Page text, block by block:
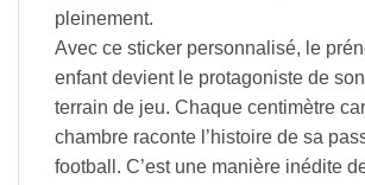
pleinement.
Avec ce sticker personnalisé, le
enfant devient le protagoniste de
terrain de jeu. Chaque centimètre
chambre raconte l’histoire de sa
football. C’est une manière inédite